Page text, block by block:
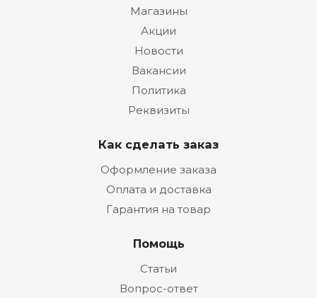
Магазины
Акции
Новости
Вакансии
Политика
Реквизиты
Как сделать заказ
Оформление заказа
Оплата и доставка
Гарантия на товар
Помощь
Статьи
Вопрос-ответ